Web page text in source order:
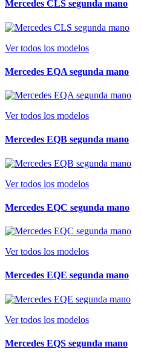
Mercedes CLS segunda mano
Ver todos los modelos
Mercedes EQA segunda mano
Ver todos los modelos
Mercedes EQB segunda mano
Ver todos los modelos
Mercedes EQC segunda mano
Ver todos los modelos
Mercedes EQE segunda mano
Ver todos los modelos
Mercedes EQS segunda mano